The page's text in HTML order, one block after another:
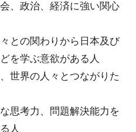
、政治、経済に強い関心
との関わりから日本及び
を学ぶ意欲がある人
世界の人々とつながりた
思考力、問題解決能力を
人